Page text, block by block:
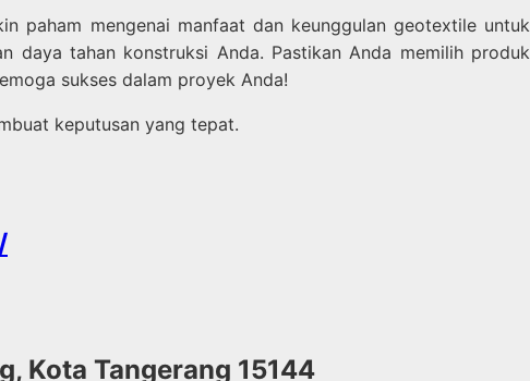
paham mengenai manfaat dan keunggulan geotextile untuk
daya tahan konstruksi Anda. Pastikan Anda memilih produk
sukses dalam proyek Anda!
keputusan yang tepat.
Kota Tangerang 15144